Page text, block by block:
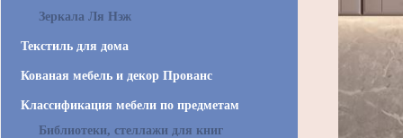
Зеркала Ля Нэж
Текстиль для дома
Кованая мебель и декор Прованс
Классификация мебели по предметам
Библиотеки, стеллажи для книг